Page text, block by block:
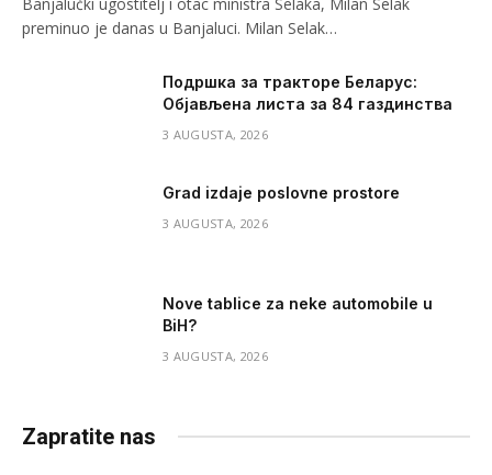
preminuo je danas u Banjaluci. Milan Selak…
Подршка за тракторе Беларус:
Објављена листа за 84 газдинства
3 AUGUSTA, 2026
Grad izdaje poslovne prostore
3 AUGUSTA, 2026
Nove tablice za neke automobile u
BiH?
3 AUGUSTA, 2026
Zapratite nas